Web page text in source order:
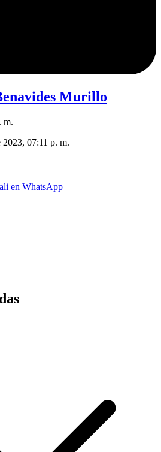
Murillo
m.
2023, 07:11 p. m.
en WhatsApp